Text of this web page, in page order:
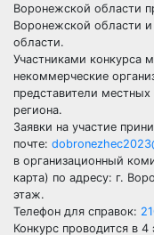
Воронежской области
Воронежской области
области.
Участниками конкурса
некоммерческие
представители
региона.
Заявки на участие
почте:
в организационный
карта) по адресу: г.
этаж.
Телефон для справок:
Конкурс проводится в 4